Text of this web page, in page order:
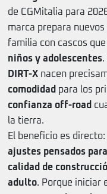
de CGMitalia para
marca prepara
familia con cascos que
niños y adolescentes.
DIRT-X nacen
comodidad para los
confianza off-road
la tierra.
El beneficio es directo:
ajustes pensados
calidad de
adulto. Porque iniciar